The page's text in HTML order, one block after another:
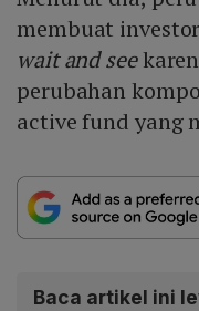
membuat
wait and see
perubahan
active fund yang
Baca artikel ini